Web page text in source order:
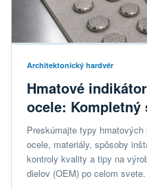
Architektonický hardvér
Hmatové
ocele: Kompletný
Preskúmajte typy
ocele, materiály, spôsoby
kontroly kvality a tipy na
dielov (OEM) po celom svete.